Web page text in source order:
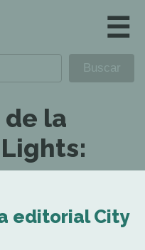
☰
la
editorial City